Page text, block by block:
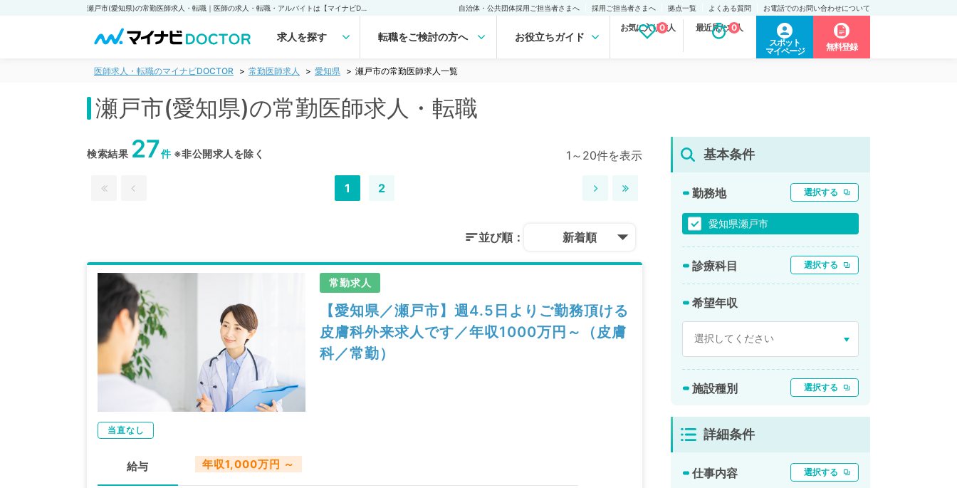
自治体・公共団体採用ご担当者さまへ 採用ご担当者さまへ 拠点一覧 よくある質問 お電話でのお問い合わせについて
求人を探す 転職をご検討の方へ お役立ちガイド
お気に入り求人
0 最近見た求人
0
スポット
マイページ
無料登録
医師求人・転職のマイナビDOCTOR 常勤医師求人 愛知県 瀬戸市の常勤医師求人一覧
瀬戸市(愛知県)の常勤医師求人・転職
検索結果 27件※非公開求人を除く 1～20件を表示
1 2
並び順： 新着順
常勤求人
【愛知県／瀬戸市】週4.5日よりご勤務頂ける
皮膚科外来求人です／年収1000万円～（皮膚
科／常勤）
当直なし
給与 年収1,000万円 ～
基本条件
勤務地 選択する
愛知県瀬戸市
診療科目 選択する
希望年収
施設種別 選択する
詳細条件
仕事内容 選択する